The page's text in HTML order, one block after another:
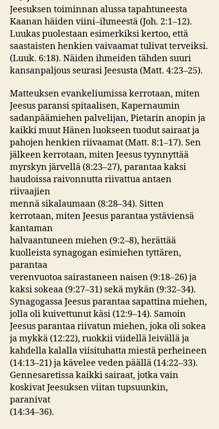
Jeesuksen toiminnan alussa tapahtuneesta
Kaanan häiden viini–ihmeestä (Joh. 2:1–12).
Luukas puolestaan esimerkiksi kertoo, että
saastaisten henkien vaivaamat tulivat terveiksi.
(Luuk. 6:18). Näiden ihmeiden tähden suuri
kansanpaljous seurasi Jeesusta (Matt. 4:23–25).
Matteuksen evankeliumissa kerrotaan, miten
Jeesus paransi spitaalisen, Kapernaumin
sadanpäämiehen palvelijan, Pietarin anopin ja
kaikki muut Hänen luokseen tuodut sairaat ja
pahojen henkien riivaamat (Matt. 8:1–17). Sen
jälkeen kerrotaan, miten Jeesus tyynnyttää
myrskyn järvellä (8:23–27), parantaa kaksi
haudoissa raivonnutta riivattua antaen
riivaajien
mennä sikalaumaan (8:28–34). Sitten
kerrotaan, miten Jeesus parantaa ystäviensä
kantaman
halvaantuneen miehen (9:2–8), herättää
kuolleista synagogan esimiehen tyttären,
parantaa
verenvuotoa sairastaneen naisen (9:18–26) ja
kaksi sokeaa (9:27–31) sekä mykän (9:32–34).
Synagogassa Jeesus parantaa sapattina miehen,
jolla oli kuivettunut käsi (12:9–14). Samoin
Jeesus parantaa riivatun miehen, joka oli sokea
ja mykkä (12:22), ruokkii viidellä leivällä ja
kahdella kalalla viisituhatta miestä perheineen
(14:13–21) ja kävelee veden päällä (14:22–33).
Gennesaretissa kaikki sairaat, jotka vain
koskivat Jeesuksen viitan tupsuunkin,
paranivat
(14:34–36).